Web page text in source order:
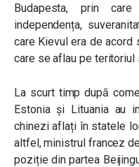
Budapesta, prin
independența,
care Kievul era de acord
care se aflau pe teritoriul
La scurt timp după
Estonia și Lituania au
chinezi aflați în statele
altfel, ministrul francez
poziție din partea